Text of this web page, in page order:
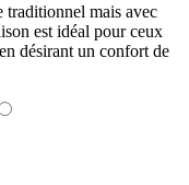
traditionnel mais avec
est idéal pour ceux
désirant un confort de